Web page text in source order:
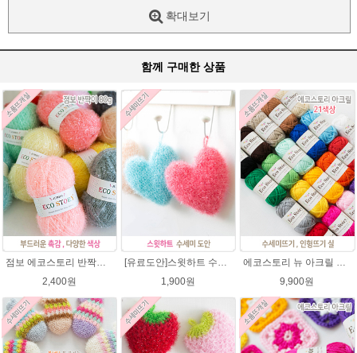
확대보기
함께 구매한 상품
점보 에코스토리 반짝이 80g 대용량 수세미뜨기 뜨개실 친환경소품 뜨개질실//웰빙수세미실/반짝이수세미실/반짝이뜨개실/ 수세미실/대용량수세미/빤짝이실
2,400원
[유료도안]스윗하트 수세미뜨기 도안(수세미실은 옵션에서 추가구매 가능)예쁜수세미뜨기/빤짝이 수세미실/웰빙수세미실/고급수세미실/하트뜨기 반짝이수세미 하트수세미
1,900원
에코스토리 뉴 아크릴 21색상(전색상) 1세트 / 수세미실 인형제작 뜨개실 친환경소품 뜨개질실 아크릴수세미실
9,900원